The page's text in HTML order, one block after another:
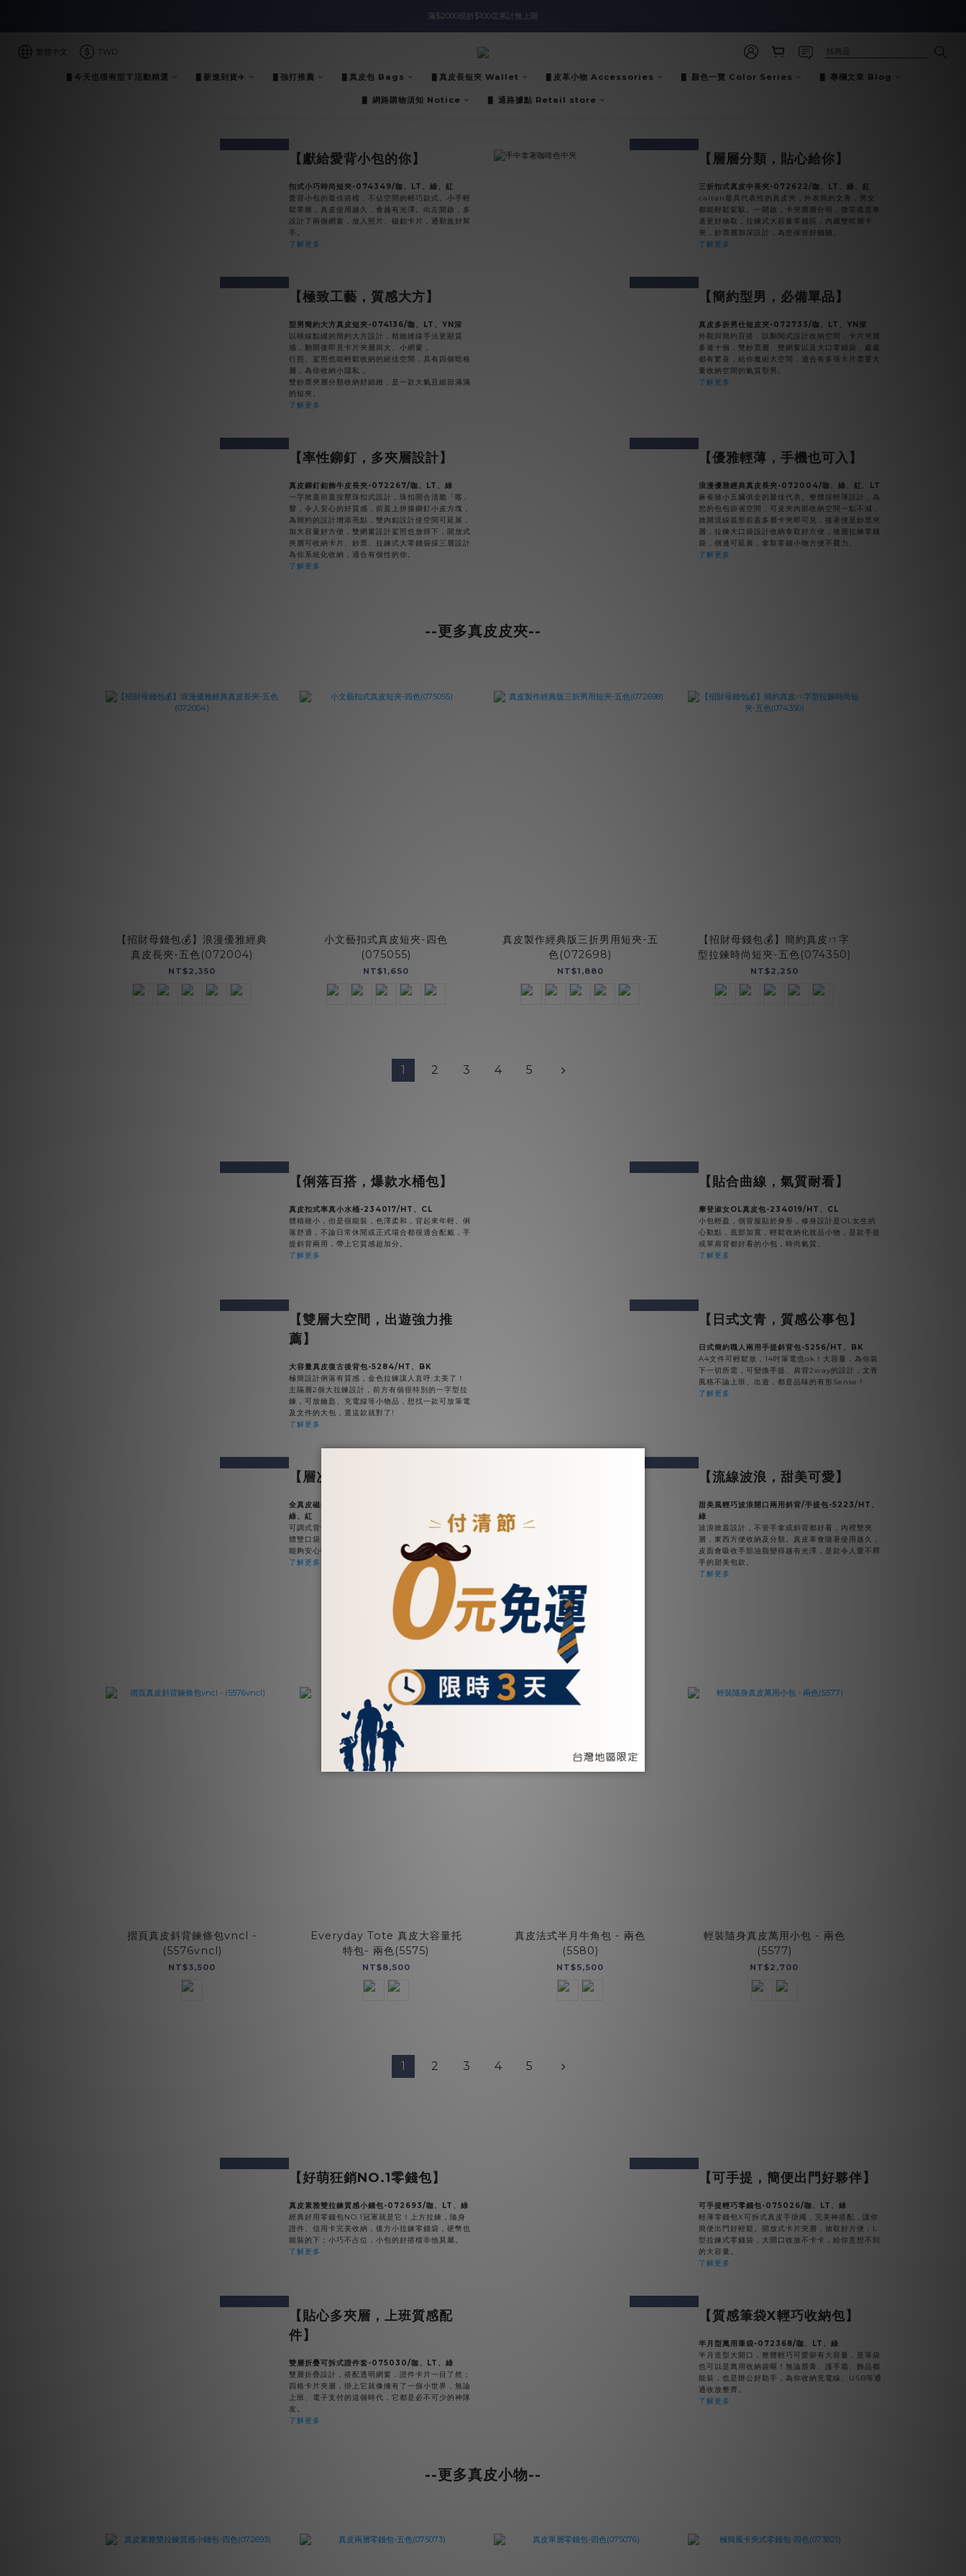
入會即領$888購物金🙌
滿$2000現折$100👏累計無上限
入會即領$888購物金🙌
繁體中文 TWD
▋今天也很有型👔活動精選 ▋新進到貨✈️ ▋強打推薦 ▋真皮包 Bags ▋真皮長短夾 Wallet ▋皮革小物 Accessories ▋ 顏色一覽 Color Series ▋ 專欄文章 Blog
▋ 網路購物須知 Notice ▋ 通路據點 Retail store
prev next
【獻給愛背小包的你】
扣式小巧時尚短夾-074349/咖、LT、綠、紅
愛背小包的最佳搭檔，不佔空間的輕巧款式。小手輕
鬆掌握，真皮使用越久，會越有光澤。向左開啟，多
設計了兩個網窗，放入照片、磁釦卡片，通勤族好幫
手。
了解更多
prev next
【層層分類，貼心給你】
三折扣式真皮中長夾-072622/咖、LT、綠、紅
caltan最具代表性的真皮夾，外表簡約文青，男女
都能輕鬆駕馭。一開啟，卡夾層層分明，微笑弧度車
邊更好抽取，拉鍊式大容量零錢區，內藏雙暗層卡
夾，鈔票層加深設計，為您保管好錢錢。
了解更多
prev next
【極致工藝，質感大方】
型男簡約大方真皮短夾-074136/咖、LT、YN深
以橫線點綴的簡約大方設計，精緻縫線手法更顯質
感，翻開後即見卡片夾層與大、小網窗，
行照、駕照也能輕鬆收納的絕佳空間，具有四個暗格
層，為你收納小隱私，
雙鈔票夾層分類收納好細緻，是一款大氣且細節滿滿
的短夾。
了解更多
prev next
【簡約型男，必備單品】
真皮多折男仕短皮夾-072733/咖、LT、YN深
外觀與簡約百搭，以翻閱式設計收納空間，卡片夾層
多達十個，雙鈔票層、雙網窗以及大口零錢袋，處處
都有驚喜，給你魔術大空間，適合有多張卡片需要大
量收納空間的氣質型男。
了解更多
【率性鉚釘，多夾層設計】
真皮鉚釘釦飾牛皮長夾-072267/咖、LT、綠
一字掀蓋前蓋按壓珠扣式設計，珠扣開合清脆「喀」
響，令人安心的好質感，前蓋上拼接鉚釘小皮方塊，
為簡約的設計增添亮點，雙內釦設計使空間可延展，
加大容量好方便，雙網窗設計駕照也放得下，開放式
夾層可收納卡片、鈔票、拉鍊式大零錢袋採三層設計
為你系統化收納，適合有個性的你。
了解更多
【優雅輕薄，手機也可入】
浪漫優雅經典真皮長夾-072004/咖、綠、紅、LT
麻雀雖小五臟俱全的最佳代表。整體採輕薄設計，為
您的包包節省空間，可皮夾內部收納空間一點不減，
掀開流線弧形前蓋多層卡夾即可見，接著便是鈔票夾
層，拉鍊大口袋設計收納拿取好方便，後層拉鍊零錢
袋，側邊可延展，拿取零錢小物方便不費力。
了解更多
--更多真皮皮夾--
【招財母錢包💰】浪漫優雅經典
真皮長夾-五色(072004)
NT$2,350
小文藝扣式真皮短夾-四色
(075055)
NT$1,650
真皮製作經典版三折男用短夾-五
色(072698)
NT$1,880
【招財母錢包💰】簡約真皮ㄇ字
型拉鍊時尚短夾-五色(074350)
NT$2,250
1 2 3 4 5
prev next
【俐落百搭，爆款水桶包】
真皮扣式率真小水桶-234017/HT、CL
體積雖小，但是很能裝，色澤柔和，背起來年輕、俐
落舒適，不論日常休閒或正式場合都很適合配戴，手
提斜背兩用，帶上它質感超加分。
了解更多
prev next
【貼合曲線，氣質耐看】
摩登淑女OL真皮包-234019/HT、CL
小包輕盈，側背服貼於身形，修身設計是OL女生的
心動點，底部加寬，輕鬆收納化妝品小物，是款手提
或單肩背都好看的小包，時尚氣質。
了解更多
prev next
【雙層大空間，出遊強力推
薦】
大容量真皮復古後背包-5284/HT、BK
極簡設計俐落有質感，金色拉鍊讓人直呼:太美了！
主隔層2個大拉鍊設計，前方有個很特別的一字型拉
鍊，可放鑰匙、充電線等小物品，想找一款可放筆電
及文件的大包，選這款就對了!
了解更多
prev next
【日式文青，質感公事包】
日式簡約職人兩用手提斜背包-5256/HT、BK
A4文件可輕鬆放，14吋筆電也ok！大容量，為你裝
下一切所需，可變換手提、肩背2way的設計，文青
風格不論上班、出遊，都是品味的有形Sense！
了解更多
【層次豐富，立體深口袋】
全真皮磁釦肩背/手提後背水桶包-5338/HT、咖、
綠、紅
可調式背帶，側背俐落有形、後背輕鬆舒適，前方立
體雙口袋容量大；側邊加碼拉鍊收納層，錢包、手機
能夠安心收取，給您貼心設計。
了解更多
prev
【流線波浪，甜美可愛】
甜美風輕巧波浪開口兩用斜背/手提包-5223/HT、
綠
波浪掀蓋設計，不管手拿或斜背都好看，內裡雙夾
層，東西方便收納及分類。真皮革會隨著使用越久，
皮面會吸收手部油脂變得越有光澤，是款令人愛不釋
手的甜美包款。
了解更多
--更多質感真皮包--
摺頁真皮斜背鍊條包vncl -
(5576vncl)
NT$3,500
Everyday Tote 真皮大容量托
特包- 兩色(5575)
NT$8,500
真皮法式半月牛角包 - 兩色
(5580)
NT$5,500
輕裝隨身真皮萬用小包 - 兩色
(5577)
NT$2,700
1 2 3 4 5
prev next
【好萌狂銷NO.1零錢包】
真皮素雅雙拉鍊質感小錢包-072693/咖、LT、綠
經典好用零錢包NO.1冠軍就是它！上方拉鍊，隨身
證件、信用卡完美收納，後方小拉鍊零錢袋，硬幣也
能裝的下；小巧不占位，小包的好搭檔非他莫屬。
了解更多
prev next
【可手提，簡便出門好夥伴】
可手提輕巧零錢包-075026/咖、LT、綠
輕薄零錢包X可拆式真皮手掛繩，完美神搭配，讓你
簡便出門好輕鬆。開放式卡片夾層，抽取好方便；L
型拉鍊式零錢袋，大開口收放不卡卡，給你意想不到
的大容量。
了解更多
prev next
【貼心多夾層，上班質感配
件】
雙層折疊可拆式證件套-075030/咖、LT、綠
雙層折疊設計，搭配透明網窗，證件卡片一目了然；
四格卡片夾層，掛上它就像擁有了一個小世界，無論
上班、電子支付的這個時代，它都是必不可少的神隊
友。
了解更多
prev next
【質感筆袋X輕巧收納包】
半月型萬用筆袋-072368/咖、LT、綠
半月造型大開口，整體輕巧可愛卻有大容量，是筆袋
也可以是萬用收納袋喔！無論唇膏、護手霜、飾品都
能裝，也是辦公好助手，為你收納充電線、USB等通
通收放整齊。
了解更多
--更多真皮小物--